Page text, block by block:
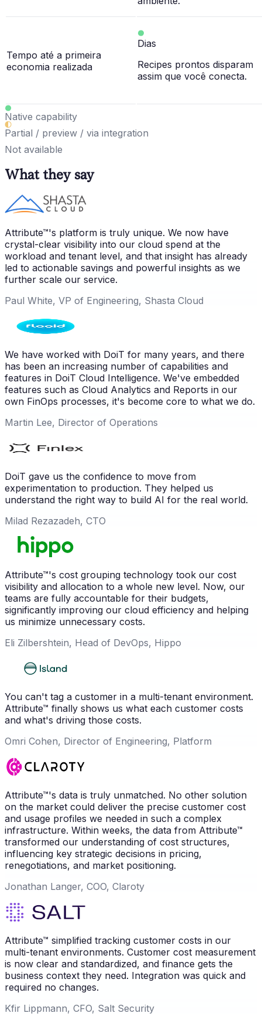
Tempo até a primeira
economia realizada
Dias
Recipes prontos disparam
assim que você conecta.
Native capability
Partial / preview / via integration
Not available
What they say
Attribute™'s platform is truly unique. We now have
crystal-clear visibility into our cloud spend at the
workload and tenant level, and that insight has already
led to actionable savings and powerful insights as we
further scale our service.
Paul White, VP of Engineering, Shasta Cloud
We have worked with DoiT for many years, and there
has been an increasing number of capabilities and
features in DoiT Cloud Intelligence. We've embedded
features such as Cloud Analytics and Reports in our
own FinOps processes, it's become core to what we do.
Martin Lee, Director of Operations
DoiT gave us the confidence to move from
experimentation to production. They helped us
understand the right way to build AI for the real world.
Milad Rezazadeh, CTO
Attribute™'s cost grouping technology took our cost
visibility and allocation to a whole new level. Now, our
teams are fully accountable for their budgets,
significantly improving our cloud efficiency and helping
us minimize unnecessary costs.
Eli Zilbershtein, Head of DevOps, Hippo
You can't tag a customer in a multi-tenant environment.
Attribute™ finally shows us what each customer costs
and what's driving those costs.
Omri Cohen, Director of Engineering, Platform
Attribute™'s data is truly unmatched. No other solution
on the market could deliver the precise customer cost
and usage profiles we needed in such a complex
infrastructure. Within weeks, the data from Attribute™
transformed our understanding of cost structures,
influencing key strategic decisions in pricing,
renegotiations, and market positioning.
Jonathan Langer, COO, Claroty
Attribute™ simplified tracking customer costs in our
multi-tenant environments. Customer cost measurement
is now clear and standardized, and finance gets the
business context they need. Integration was quick and
required no changes.
Kfir Lippmann, CFO, Salt Security